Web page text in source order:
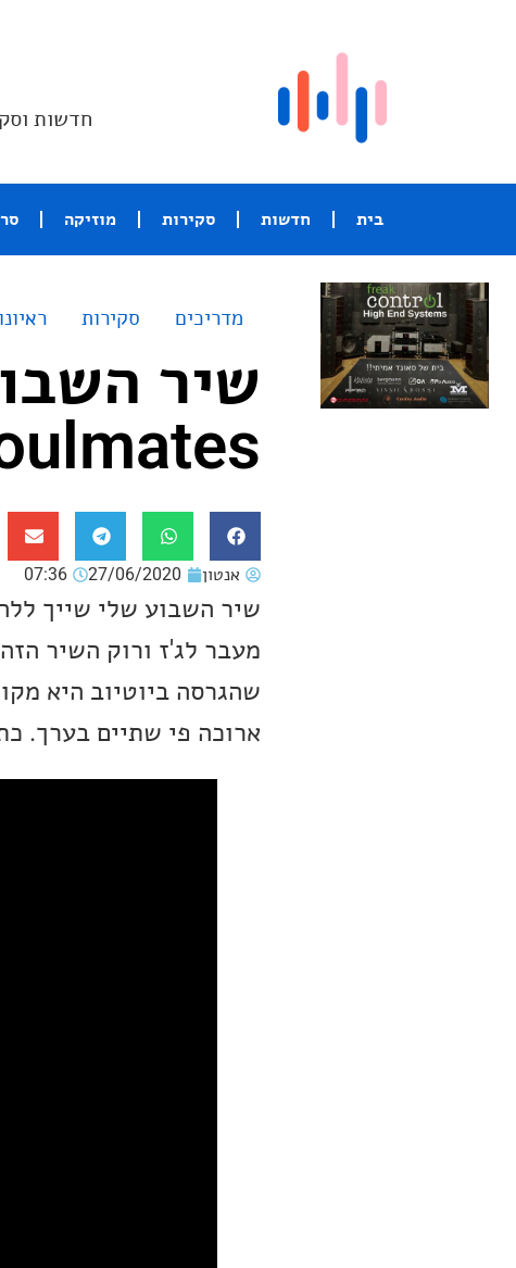
חדשות
בית חדשות סקירות מוזיקה
מדריכים סקירות
אנטון 27/06/2020
07:36
ארוכה פי שתיים בערך.